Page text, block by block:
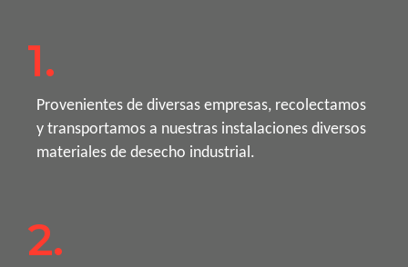
1.
Provenientes de diversas empresas, recolectamos
y transportamos a nuestras instalaciones diversos
materiales de desecho industrial.
2.